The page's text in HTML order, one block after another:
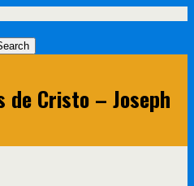
de Cristo – Joseph